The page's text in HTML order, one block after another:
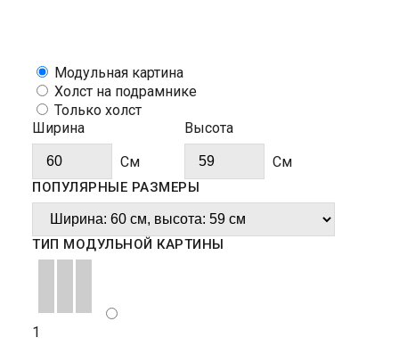
Модульная картина
Холст на подрамнике
Только холст
Ширина
Cм
Высота
Cм
ПОПУЛЯРНЫЕ РАЗМЕРЫ
ТИП МОДУЛЬНОЙ КАРТИНЫ
1